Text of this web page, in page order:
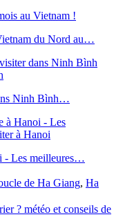
du Nord au…
Ninh Bình…
- Les meilleures…
de Ha Giang, Ha
? météo et conseils de